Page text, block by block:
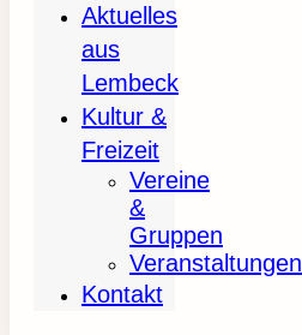
Aktuelles
aus
Lembeck
Kultur &
Freizeit
Vereine
&
Gruppen
Veranstaltungen
Kontakt